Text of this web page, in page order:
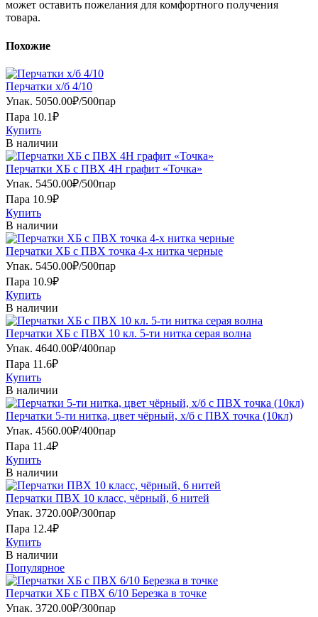
может оставить пожелания для комфортного получения
товара.
Похожие
Перчатки х/б 4/10
Упак. 5050.00₽/500пар
Пара 10.1₽
Купить
В наличии
Перчатки ХБ с ПВХ 4Н графит «Точка»
Упак. 5450.00₽/500пар
Пара 10.9₽
Купить
В наличии
Перчатки ХБ с ПВХ точка 4-х нитка черные
Упак. 5450.00₽/500пар
Пара 10.9₽
Купить
В наличии
Перчатки ХБ с ПВХ 10 кл. 5-ти нитка серая волна
Упак. 4640.00₽/400пар
Пара 11.6₽
Купить
В наличии
Перчатки 5-ти нитка, цвет чёрный, х/б с ПВХ точка (10кл)
Упак. 4560.00₽/400пар
Пара 11.4₽
Купить
В наличии
Перчатки ПВХ 10 класс, чёрный, 6 нитей
Упак. 3720.00₽/300пар
Пара 12.4₽
Купить
В наличии
Популярное
Перчатки ХБ с ПВХ 6/10 Березка в точке
Упак. 3720.00₽/300пар